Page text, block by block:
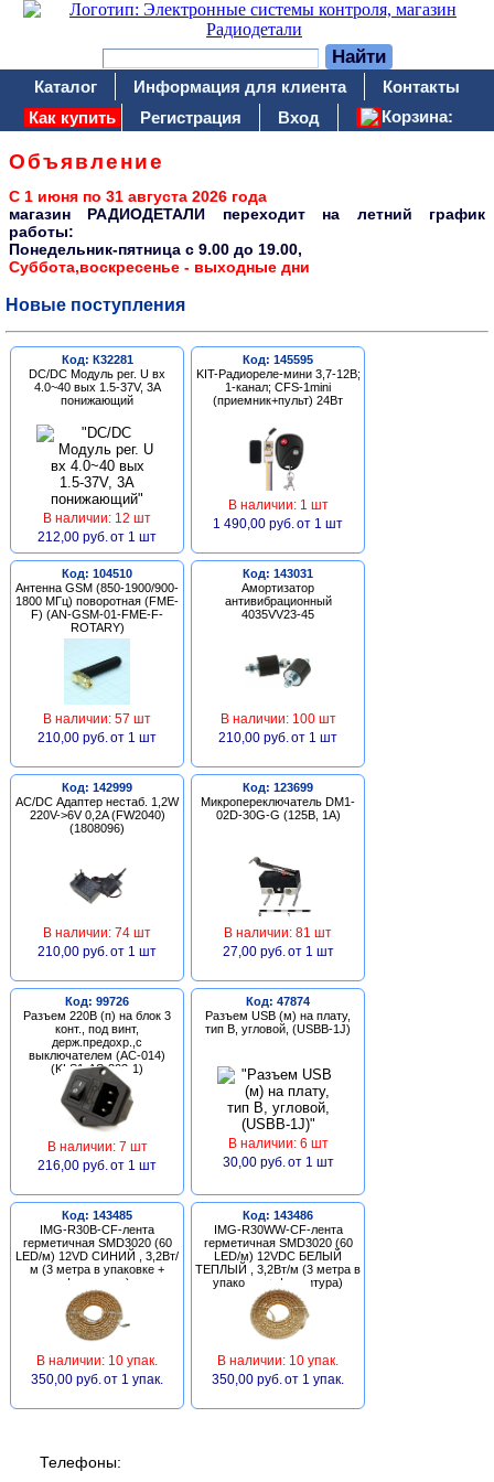
Каталог Информация для клиента
Контакты
Как купить
Регистрация Вход Корзина:
Объявление
С 1 июня по 31 августа 2026 года
магазин РАДИОДЕТАЛИ переходит на летний график
работы:
Понедельник-пятница c 9.00 до 19.00,
Суббота,воскресенье - выходные дни
Новые поступления
Код: К32281
DC/DC Модуль рег. U вх
4.0~40 вых 1.5-37V, 3A
понижающий
В наличии: 12 шт
212,00 руб. от 1 шт
Код: 145595
KIT-Радиореле-мини 3,7-12В;
1-канал; CFS-1mini
(приемник+пульт) 24Вт
В наличии: 1 шт
1 490,00 руб. от 1 шт
Код: 104510
Антенна GSM (850-1900/900-
1800 МГц) поворотная (FME-
F) (AN-GSM-01-FME-F-
ROTARY)
В наличии: 57 шт
210,00 руб. от 1 шт
Код: 143031
Амортизатор
антивибрационный
4035VV23-45
В наличии: 100 шт
210,00 руб. от 1 шт
Код: 142999
AC/DC Адаптер нестаб. 1,2W
220V->6V 0,2A (FW2040)
(1808096)
В наличии: 74 шт
210,00 руб. от 1 шт
Код: 123699
Микропереключатель DM1-
02D-30G-G (125В, 1А)
В наличии: 81 шт
27,00 руб. от 1 шт
Код: 99726
Разъем 220В (п) на блок 3
конт., под винт,
держ.предохр.,с
выключателем (AC-014)
(KLS1-AS-303-1)
В наличии: 7 шт
216,00 руб. от 1 шт
Код: 47874
Разъем USB (м) на плату,
тип В, угловой, (USBB-1J)
В наличии: 6 шт
30,00 руб. от 1 шт
Код: 143485
IMG-R30B-CF-лента
герметичная SMD3020 (60
LED/м) 12VD СИНИЙ , 3,2Вт/
м (3 метра в упаковке +
фурнитура)
В наличии: 10 упак.
350,00 руб. от 1 упак.
Код: 143486
IMG-R30WW-CF-лента
герметичная SMD3020 (60
LED/м) 12VDC БЕЛЫЙ
ТЕПЛЫЙ , 3,2Вт/м (3 метра в
упаковке + фурнитура)
В наличии: 10 упак.
350,00 руб. от 1 упак.
Телефоны: